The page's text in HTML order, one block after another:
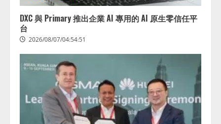
DXC 與 Primary 推出企業 AI 專用的 AI 原生零信任平
台
2026/08/07/04:54:51